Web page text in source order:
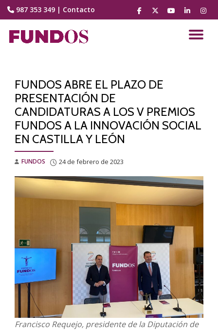
contenido
987 353 349 | Contacto
fa-
facebook
fa-
brands
fa-
youtube-
fa-
linkedin
fa-
FUNDOS ABRE EL PLAZO DE
PRESENTACIÓN DE
CANDIDATURAS A LOS V PREMIOS
FUNDOS A LA INNOVACIÓN SOCIAL
EN CASTILLA Y LEÓN
FUNDOS 24 de febrero de 2023
Francisco Requejo, presidente de la Diputación de